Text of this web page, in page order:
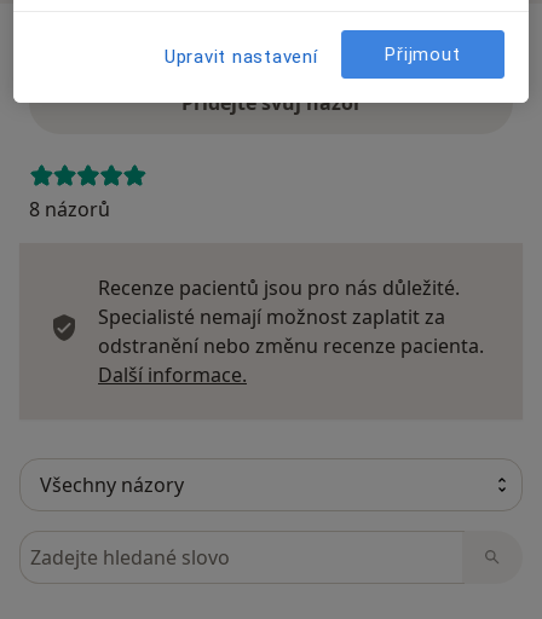
Přidejte svůj názor
8 názorů
Recenze pacientů jsou pro nás důležité.
Specialisté nemají možnost zaplatit za
odstranění nebo změnu recenze pacienta.
Další informace.
Hledejte v názorech
Upravit nastavení Přijmout